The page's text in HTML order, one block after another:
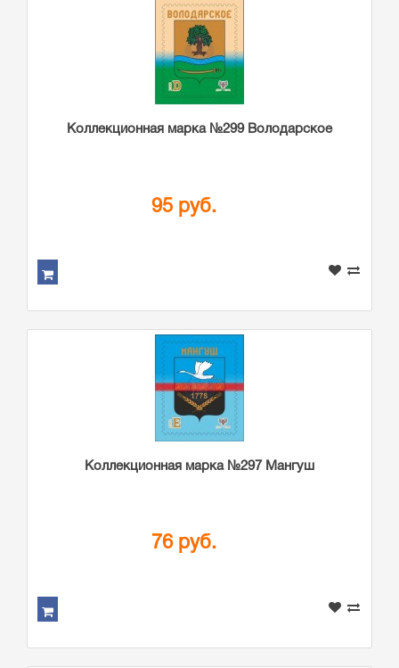
Коллекционная марка №299 Володарское
95 руб.
Коллекционная марка №297 Мангуш
76 руб.